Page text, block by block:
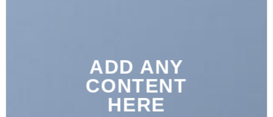
ADD ANY
CONTENT
HERE